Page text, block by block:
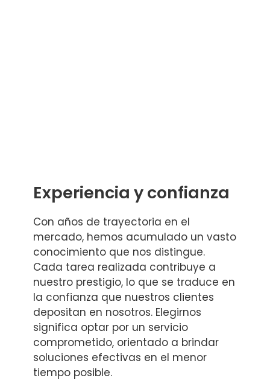
Experiencia y confianza
Con años de trayectoria en el
mercado, hemos acumulado un vasto
conocimiento que nos distingue.
Cada tarea realizada contribuye a
nuestro prestigio, lo que se traduce en
la confianza que nuestros clientes
depositan en nosotros. Elegirnos
significa optar por un servicio
comprometido, orientado a brindar
soluciones efectivas en el menor
tiempo posible.